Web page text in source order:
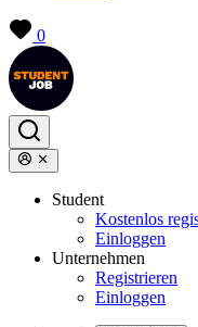
0
Student
Kostenlos
Einloggen
Unternehmen
Registrieren
Einloggen